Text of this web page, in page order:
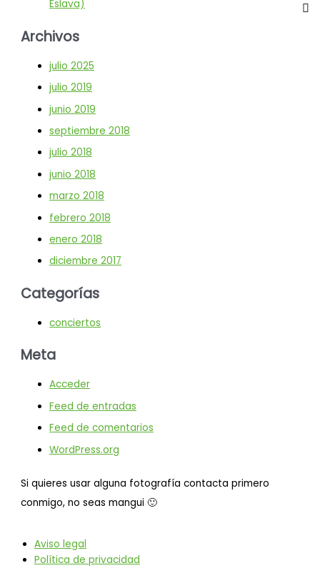
Eslava)
Archivos
julio 2025
julio 2019
junio 2019
septiembre 2018
julio 2018
junio 2018
marzo 2018
febrero 2018
enero 2018
diciembre 2017
Categorías
conciertos
Meta
Acceder
Feed de entradas
Feed de comentarios
WordPress.org
Si quieres usar alguna fotografía contacta primero
conmigo, no seas mangui 🙂
Aviso legal
Política de privacidad